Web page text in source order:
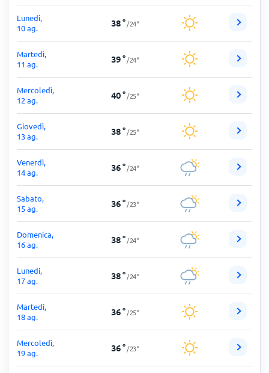
Lunedi,
10 ag.
38° /24°
Martedì,
11 ag.
39° /24°
Mercoledì,
12 ag.
40° /25°
Giovedì,
13 ag.
38° /25°
Venerdì,
14 ag.
36° /24°
Sabato,
15 ag.
36° /23°
Domenica,
16 ag.
38° /24°
Lunedi,
17 ag.
38° /24°
Martedì,
18 ag.
36° /25°
Mercoledì,
19 ag.
36° /23°